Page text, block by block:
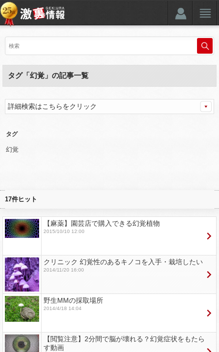
タグ「幻覚」の記事一覧
詳細検索はこちらをクリック
タグ
幻覚
17件ヒット
【麻薬】園芸店で購入できる幻覚植物
2015/10/10 12:00
クリニック 幻覚性のあるキノコを入手・栽培したい
2014/11/20 16:00
野生MMの採取場所
2014/4/18 14:04
【閲覧注意】2分間で脳が壊れる？幻覚症状をもたら
す動画